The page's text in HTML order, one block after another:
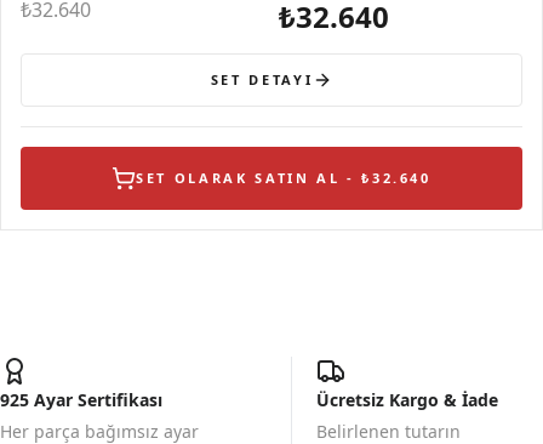
₺32.640 ₺32.640
SET DETAYI
SET OLARAK SATIN AL - ₺32.640
925 Ayar Sertifikası
Her parça bağımsız ayar
Ücretsiz Kargo & İade
Belirlenen tutarın